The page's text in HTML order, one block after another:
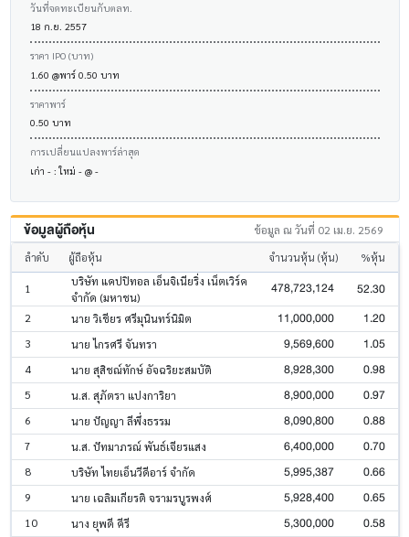
วันที่จดทะเบียนกับตลท.
18 ก.ย. 2557
ราคา IPO (บาท)
1.60 @พาร์ 0.50 บาท
ราคาพาร์
0.50 บาท
การเปลี่ยนแปลงพาร์ล่าสุด
เก่า - : ใหม่ - @ -
ข้อมูลผู้ถือหุ้น ข้อมูล ณ วันที่ 02 เม.ย. 2569
ลำดับ ผู้ถือหุ้น จำนวนหุ้น (หุ้น) %หุ้น
1
บริษัท แคปปิทอล เอ็นจิเนียริ่ง เน็ตเวิร์ค
จำกัด (มหาชน)
478,723,124 52.30
2 นาย วิเชียร ศรีมุนินทร์นิมิต 11,000,000 1.20
3 นาย ไกรศรี จันทรา 9,569,600 1.05
4 นาย สุสิชณ์ทักษ์ อัจฉริยะสมบัติ 8,928,300 0.98
5 น.ส. สุภัตรา แปงการิยา 8,900,000 0.97
6 นาย ปัญญา ลีพึ่งธรรม 8,090,800 0.88
7 น.ส. ปัทมาภรณ์ พันธ์เจียรแสง 6,400,000 0.70
8 บริษัท ไทยเอ็นวีดีอาร์ จำกัด 5,995,387 0.66
9 นาย เฉลิมเกียรติ จรามรบูรพงศ์ 5,928,400 0.65
10 นาง ยุพดี คีรี 5,300,000 0.58